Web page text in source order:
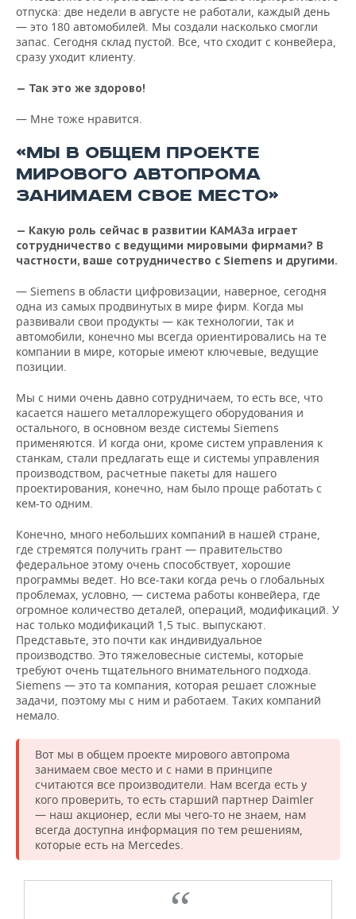
отпуска: две недели в августе не работали, каждый день
— это 180 автомобилей. Мы создали насколько смогли
запас. Сегодня склад пустой. Все, что сходит с конвейера,
сразу уходит клиенту.
— Так это же здорово!
— Мне тоже нравится.
«МЫ В ОБЩЕМ ПРОЕКТЕ
МИРОВОГО АВТОПРОМА
ЗАНИМАЕМ СВОЕ МЕСТО»
— Какую роль сейчас в развитии КАМАЗа играет
сотрудничество с ведущими мировыми фирмами? В
частности, ваше сотрудничество с Siemens и другими.
— Siemens в области цифровизации, наверное, сегодня
одна из самых продвинутых в мире фирм. Когда мы
развивали свои продукты — как технологии, так и
автомобили, конечно мы всегда ориентировались на те
компании в мире, которые имеют ключевые, ведущие
позиции.
Мы с ними очень давно сотрудничаем, то есть все, что
касается нашего металлорежущего оборудования и
остального, в основном везде системы Siemens
применяются. И когда они, кроме систем управления к
станкам, стали предлагать еще и системы управления
производством, расчетные пакеты для нашего
проектирования, конечно, нам было проще работать с
кем-то одним.
Конечно, много небольших компаний в нашей стране,
где стремятся получить грант — правительство
федеральное этому очень способствует, хорошие
программы ведет. Но все-таки когда речь о глобальных
проблемах, условно, — система работы конвейера, где
огромное количество деталей, операций, модификаций. У
нас только модификаций 1,5 тыс. выпускают.
Представьте, это почти как индивидуальное
производство. Это тяжеловесные системы, которые
требуют очень тщательного внимательного подхода.
Siemens — это та компания, которая решает сложные
задачи, поэтому мы с ним и работаем. Таких компаний
немало.
Вот мы в общем проекте мирового автопрома
занимаем свое место и с нами в принципе
считаются все производители. Нам всегда есть у
кого проверить, то есть старший партнер Daimler
— наш акционер, если мы чего-то не знаем, нам
всегда доступна информация по тем решениям,
которые есть на Mercedes.